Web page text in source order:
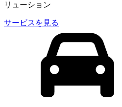
リューション
サービスを見る